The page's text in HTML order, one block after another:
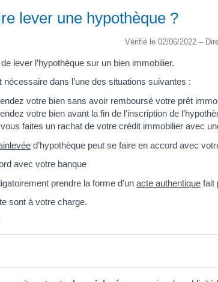
lever une hypothèque ?
Vérifié le 02/06/2022 –
lever l’hypothèque sur un bien immobilier.
nécessaire dans l’une des situations suivantes :
votre bien sans avoir remboursé votre prêt
votre bien avant la fin de l’inscription de
faites un rachat de votre crédit immobilier avec
d’hypothèque peut se faire en accord avec
avec votre banque
prendre la forme d’un acte authentique fait
sont à votre charge.